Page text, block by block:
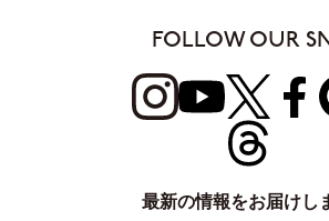
FOLLOW OUR
最新の情報をお届けし